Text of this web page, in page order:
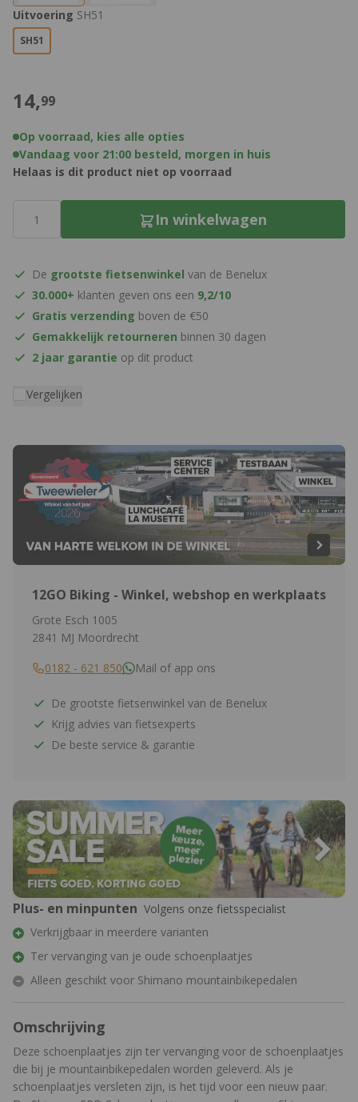
Product Opties:
Uitvoering SH51
SH51
€
14,99
Op voorraad, kies alle opties
Vandaag voor 21:00 besteld, morgen in huis
Helaas is dit product niet op voorraad
In winkelwagen
De grootste fietsenwinkel van de Benelux
30.000+ klanten geven ons een 9,2/10
Gratis verzending boven de €50
Gemakkelijk retourneren binnen 30 dagen
2 jaar garantie op dit product
Vergelijken
12GO Biking - Winkel, webshop en werkplaats
Grote Esch 1005
2841 MJ Moordrecht
0182 - 621 850
Mail of app ons
De grootste fietsenwinkel van de Benelux
Krijg advies van fietsexperts
De beste service & garantie
Plus- en minpunten Volgens onze fietsspecialist
Verkrijgbaar in meerdere varianten
Ter vervanging van je oude schoenplaatjes
Alleen geschikt voor Shimano mountainbikepedalen
Omschrijving
Deze schoenplaatjes zijn ter vervanging voor de schoenplaatjes
die bij je mountainbikepedalen worden geleverd. Als je
schoenplaatjes versleten zijn, is het tijd voor een nieuw paar.